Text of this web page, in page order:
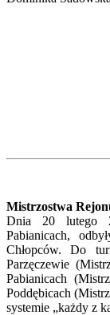
Mistrzostwa
Dnia 20 lutego
Pabianicach,
Chłopców. Do
Parzęczewie
Pabianicach
Poddębicach
systemie „każdy z